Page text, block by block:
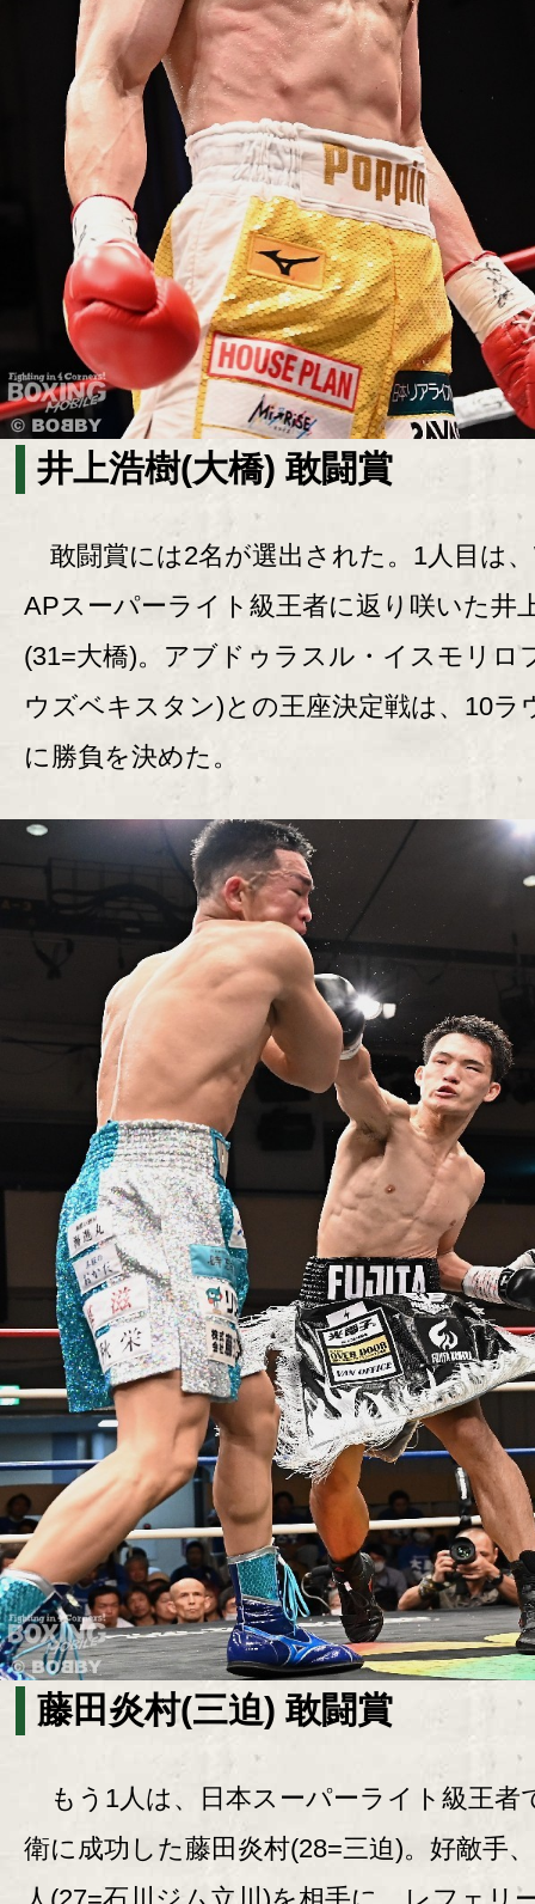
井上浩樹(大橋) 敢闘賞
敢闘賞には2名が選出された。1人目は
APスーパーライト級王者に返り咲いた井
(31=大橋)。アブドゥラスル・イスモリロ
ウズベキスタン)との王座決定戦は、10ラ
に勝負を決めた。
藤田炎村(三迫) 敢闘賞
もう1人は、日本スーパーライト級王者
衛に成功した藤田炎村(28=三迫)。好敵手